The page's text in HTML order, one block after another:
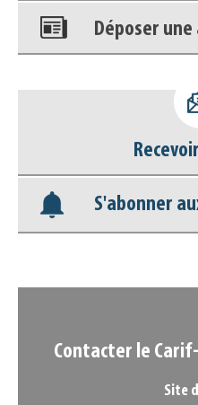
Déposer une
déconnecter)
Base
Nos veilles
S'abonner
Contacter le
Site